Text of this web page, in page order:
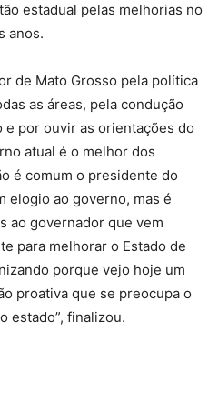
estadual pelas melhorias no
anos.
de Mato Grosso pela política
as áreas, pela condução
e por ouvir as orientações do
atual é o melhor dos
é comum o presidente do
elogio ao governo, mas é
ao governador que vem
para melhorar o Estado de
porque vejo hoje um
proativa que se preocupa o
estado”, finalizou.